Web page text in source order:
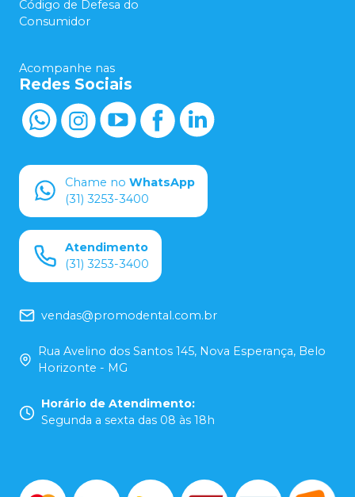
Código de Defesa do
Consumidor
Acompanhe nas
Redes Sociais
Chame no WhatsApp
(31) 3253-3400
Atendimento
(31) 3253-3400
vendas@promodental.com.br
Rua Avelino dos Santos 145, Nova Esperança, Belo
Horizonte - MG
Horário de Atendimento:
Segunda a sexta das 08 às 18h